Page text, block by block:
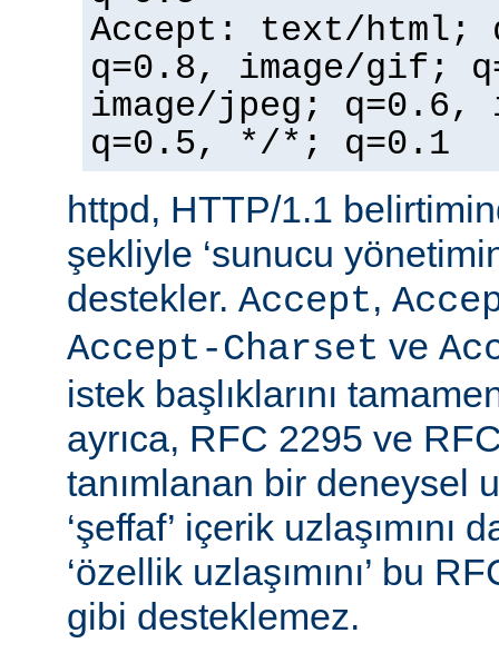
Accept: text/html;
q=0.8, image/gif;
image/jpeg; q=0.6,
q=0.5, */*; q=0.1
httpd, HTTP/1.1
şekliyle ‘sunucu
destekler. Accept,
Accept-Charset ve
istek başlıklarını
ayrıca, RFC 2295 ve
tanımlanan bir deneysel
‘şeffaf’ içerik uzlaşımını
‘özellik uzlaşımını’ bu
gibi desteklemez.